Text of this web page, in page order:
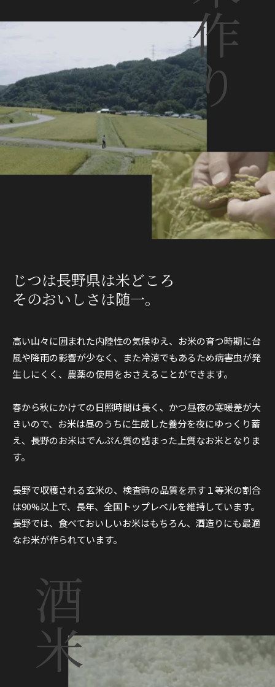
米作り
じつは長野県は米どころ
そのおいしさは随一。
高い山々に囲まれた内陸性の気候ゆえ、お米の育つ時期に台
風や降雨の影響が少なく、また冷涼でもあるため病害虫が発
生しにくく、農薬の使用をおさえることができます。
春から秋にかけての日照時間は長く、かつ昼夜の寒暖差が大
きいので、お米は昼のうちに生成した養分を夜にゆっくり蓄
え、長野のお米はでんぷん質の詰まった上質なお米となりま
す。
長野で収穫される玄米の、検査時の品質を示す１等米の割合
は90%以上で、長年、全国トップレベルを維持しています。
長野では、食べておいしいお米はもちろん、酒造りにも最適
なお米が作られています。
酒米